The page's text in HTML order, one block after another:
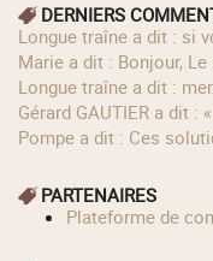
DERNIERS
longue traîne a dit : si
Marie a dit : Bonjour,
longue traîne a dit :
Gérard GAUTIER a dit :
Pompe a dit : Ces
PARTENAIRES
Plateforme de